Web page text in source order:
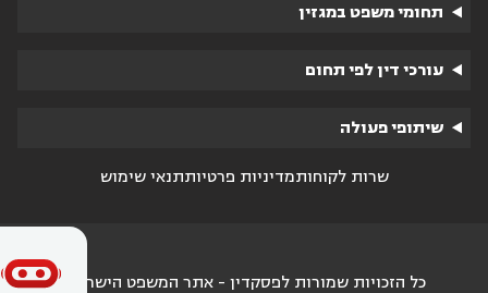
תחומי משפט במגזין
עורכי דין לפי תחום
שיתופי פעולה
שרות לקוחותמדיניות פרטיותתנאי שימוש
כל הזכויות שמורות לפסקדין - אתר המשפט הישראלי